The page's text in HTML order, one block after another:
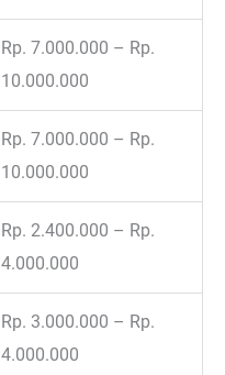
Rp. 7.000.000 – Rp.
10.000.000
Rp. 7.000.000 – Rp.
10.000.000
Rp. 2.400.000 – Rp.
4.000.000
Rp. 3.000.000 – Rp.
4.000.000